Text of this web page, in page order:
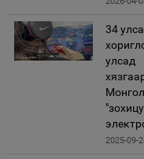
34
улсад
2025-09-